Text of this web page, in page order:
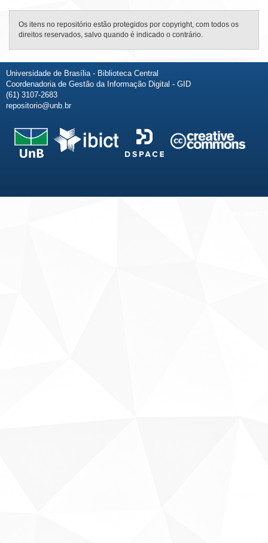
Os itens no repositório estão protegidos por copyright, com todos os
direitos reservados, salvo quando é indicado o contrário.
Universidade de Brasília - Biblioteca Central
Coordenadoria de Gestão da Informação Digital - GID
(61) 3107-2683
repositorio@unb.br